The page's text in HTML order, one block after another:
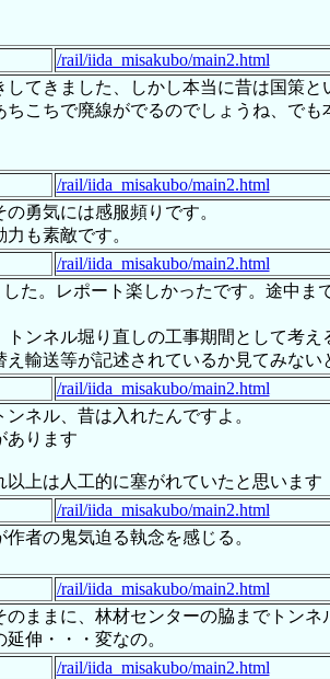
/rail/iida_misakubo/main2.html
てきました、しかし本当に昔は国策
こちで廃線がでるのでしょうね、で
/rail/iida_misakubo/main2.html
勇気には感服頻りです。
も素敵です。
/rail/iida_misakubo/main2.html
た。レポート楽しかったです。途中
ンネル堀り直しの工事期間として考
輸送等が記述されているか見てみない
/rail/iida_misakubo/main2.html
ネル、昔は入れたんですよ。
あります
上は人工的に塞がれていたと思います
/rail/iida_misakubo/main2.html
者の鬼気迫る執念を感じる。
/rail/iida_misakubo/main2.html
ままに、林材センターの脇までトン
伸・・・変なの。
/rail/iida_misakubo/main2.html